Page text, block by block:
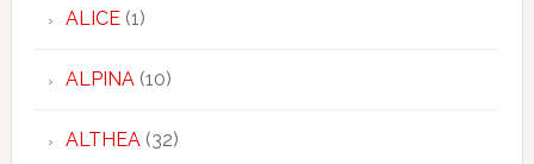
ALICE(1)
ALPINA(10)
ALTHEA(32)